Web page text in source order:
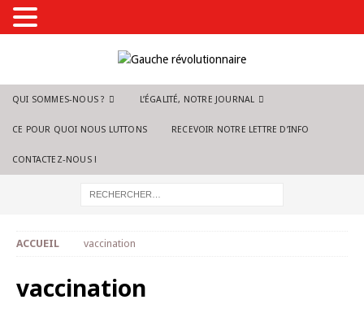
QUI SOMMES-NOUS ? L’ÉGALITÉ, NOTRE JOURNAL
CE POUR QUOI NOUS LUTTONS RECEVOIR NOTRE LETTRE D’INFO
CONTACTEZ-NOUS !
ACCUEIL vaccination
vaccination